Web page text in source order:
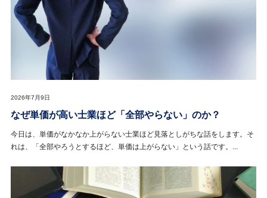
2026年7月9日
なぜ単価が高い士業ほど「全部やらない」のか？
今日は、単価がなかなか上がらない士業ほど見落としがちな話をします。そ
れは、「全部やろうとするほど、単価は上がらない」という話です。...